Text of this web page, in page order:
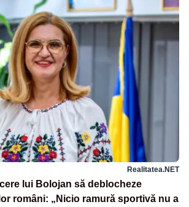
Realitatea.NET
lui Bolojan să deblocheze
români: „Nicio ramură sportivă nu a